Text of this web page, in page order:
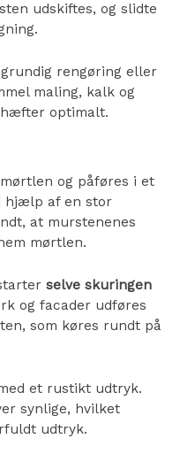
udskiftes, og slidte
rengøring eller
maling, kalk og
optimalt.
og påføres i et
hjælp af en stor
at murstenenes
mørtlen.
selve skuringen
og facader udføres
som køres rundt på
et rustikt udtryk.
synlige, hvilket
udtryk.